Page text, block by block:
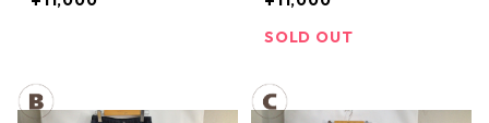
ンツ：レディースBK
パンツ：メンズBK
SOLD OUT